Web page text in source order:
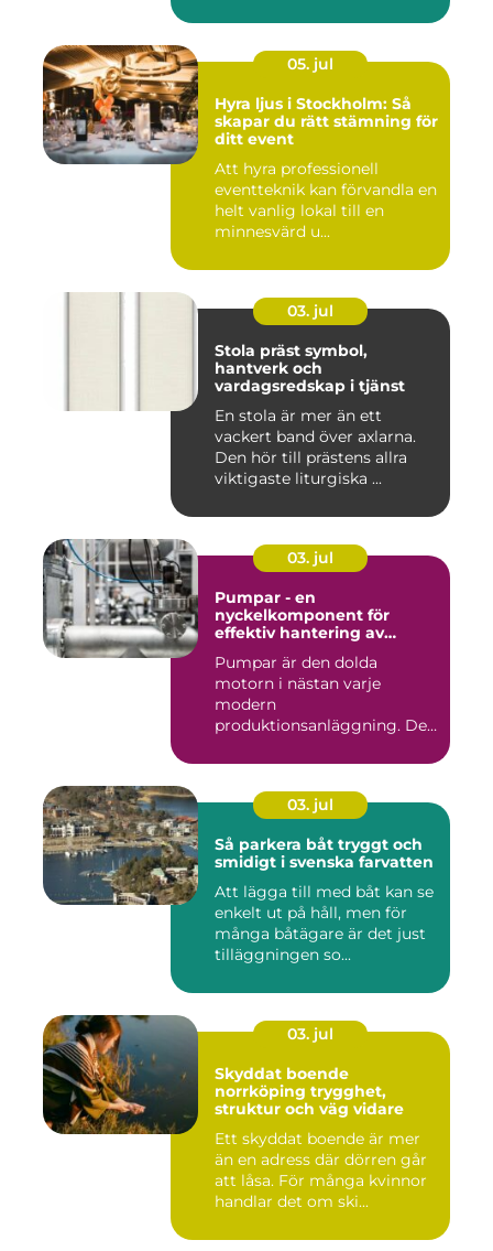
05. jul
Hyra ljus i Stockholm: Så
skapar du rätt stämning för
ditt event
Att hyra professionell
eventteknik kan förvandla en
helt vanlig lokal till en
minnesvärd u...
03. jul
Stola präst symbol,
hantverk och
vardagsredskap i tjänst
En stola är mer än ett
vackert band över axlarna.
Den hör till prästens allra
viktigaste liturgiska ...
03. jul
Pumpar - en
nyckelkomponent för
effektiv hantering av
Pumpar är den dolda
motorn i nästan varje
modern
produktionsanläggning. De
03. jul
Så parkera båt tryggt och
smidigt i svenska farvatten
Att lägga till med båt kan se
enkelt ut på håll, men för
många båtägare är det just
tilläggningen so...
03. jul
Skyddat boende
norrköping trygghet,
struktur och väg vidare
Ett skyddat boende är mer
än en adress där dörren går
att låsa. För många kvinnor
handlar det om ski...